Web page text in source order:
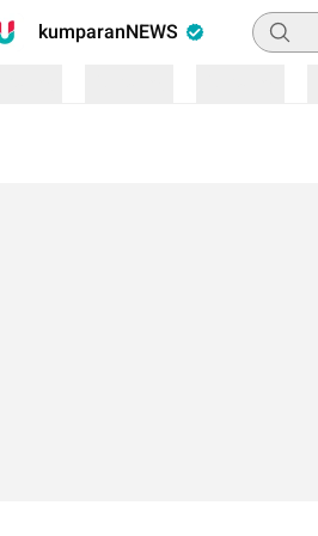
kumparanNEWS